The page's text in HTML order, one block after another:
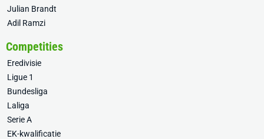
Julian Brandt
Adil Ramzi
Competities
Eredivisie
Ligue 1
Bundesliga
Laliga
Serie A
EK-kwalificatie